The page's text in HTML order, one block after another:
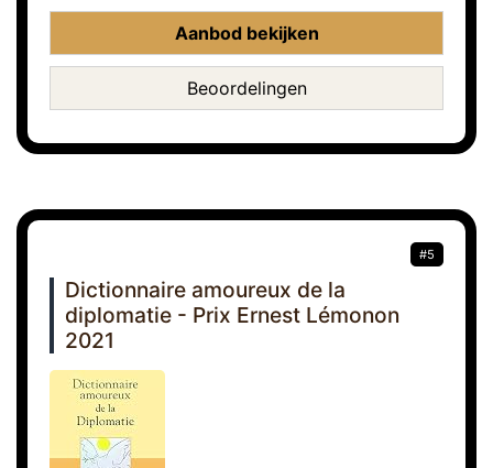
Aanbod bekijken
Beoordelingen
#5
Dictionnaire amoureux de la
diplomatie - Prix Ernest Lémonon
2021